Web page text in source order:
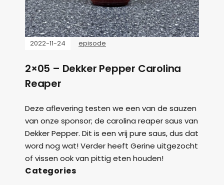
2022-11-24 episode
2×05 – Dekker Pepper Carolina
Reaper
Deze aflevering testen we een van de sauzen
van onze sponsor; de carolina reaper saus van
Dekker Pepper. Dit is een vrij pure saus, dus dat
word nog wat! Verder heeft Gerine uitgezocht
of vissen ook van pittig eten houden!
Categories